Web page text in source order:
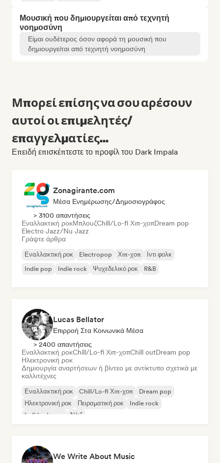
Μουσική που δημιουργείται από τεχνητή
νοημοσύνη
Είμαι ουδέτερος όσον αφορά τη μουσική που
δημιουργείται από τεχνητή νοημοσύνη
Μπορεί επίσης να σου αρέσουν
αυτοί οι επιμελητές/
επαγγελματίες...
Επειδή επισκέπτεστε το προφίλ του Dark Impala
Zonagirante.com
Μέσα Ενημέρωσης/Δημοσιογράφος
> 3100 απαντήσεις
Εναλλακτική ροκΜπλουζChill/Lo-fi Χιπ-χοπDream pop
Electro Jazz/Nu Jazz
Γράψτε άρθρα
Εναλλακτική ροκ Electropop Χιπ-χοπ
Ιντι φολκ
Indie pop
Indie rock Ψυχεδελικό ροκ R&B
Lucas Bellator
Επιρροή Στα Κοινωνικά Μέσα
> 2400 απαντήσεις
Εναλλακτική ροκChill/Lo-fi Χιπ-χοπChill outDream pop
Ηλεκτρονική ροκ
Δημιουργία αναρτήσεων ή βίντεο με αντίκτυπο σχετικά με
καλλιτέχνες
Εναλλακτική ροκ Chill/Lo-fi Χιπ-χοπ
Dream pop
Ηλεκτρονική ροκ
Πειραματική ροκ
Indie rock
Lofi bedroom
Νόιζ
We Write About Music